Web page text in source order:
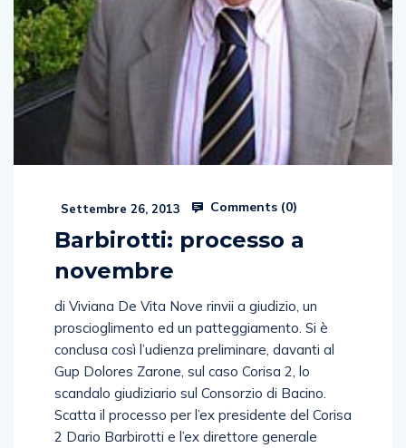
Settembre 26, 2013 Comments (0)
Barbirotti: processo a
novembre
di Viviana De Vita Nove rinvii a giudizio, un
proscioglimento ed un patteggiamento. Si è
conclusa così l’udienza preliminare, davanti al
Gup Dolores Zarone, sul caso Corisa 2, lo
scandalo giudiziario sul Consorzio di Bacino.
Scatta il processo per l’ex presidente del Corisa
2 Dario Barbirotti e l’ex direttore generale